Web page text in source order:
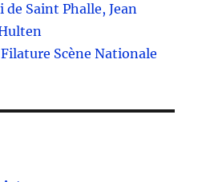
de Saint Phalle, Jean
Scène Nationale